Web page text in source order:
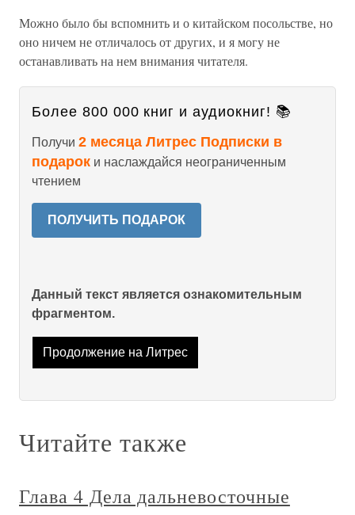
Можно было бы вспомнить и о китайском посольстве, но
оно ничем не отличалось от других, и я могу не
останавливать на нем внимания читателя.
Более 800 000 книг и аудиокниг! 📚
Получи 2 месяца Литрес Подписки в
подарок и наслаждайся неограниченным
чтением
ПОЛУЧИТЬ ПОДАРОК
Данный текст является ознакомительным
фрагментом.
Продолжение на Литрес
Читайте также
Глава 4 Дела дальневосточные